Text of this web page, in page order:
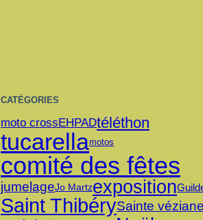
CATÉGORIES
moto crossEHPADtéléthon
tucarellamotos
comité des fêtes
jumelageJo Martzexposition
Saint ThibérySainte